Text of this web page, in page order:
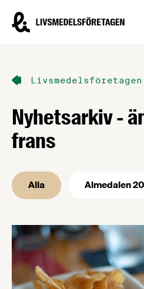
Livsmedelsföretagen – till
Livsmedelsföretagen
Nyhetsarkiv -
frans
Alla Almedalen